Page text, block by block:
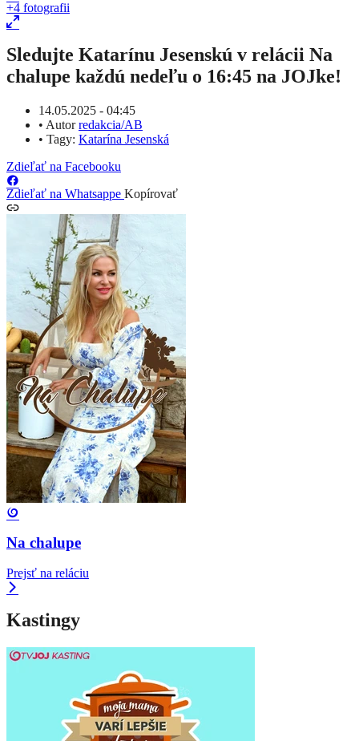
+4 fotografii
Sledujte Katarínu Jesenskú v relácii Na
chalupe každú nedeľu o 16:45 na JOJke!
14.05.2025 - 04:45
• Autorredakcia/AB
• Tagy: Katarína Jesenská
Zdieľať na Facebooku
Zdieľať na Whatsappe Kopírovať
Na chalupe
Prejsť na reláciu
Kastingy